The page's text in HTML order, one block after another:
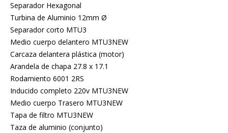
Separador Hexagonal
Turbina de Aluminio 12mm Ø
Separador corto MTU3
Medio cuerpo delantero MTU3NEW
Carcaza delantera plástica (motor)
Arandela de chapa 27.8 x 17.1
Rodamiento 6001 2RS
Inducido completo 220v MTU3NEW
Medio cuerpo Trasero MTU3NEW
Tapa de filtro MTU3NEW
Taza de aluminio (conjunto)